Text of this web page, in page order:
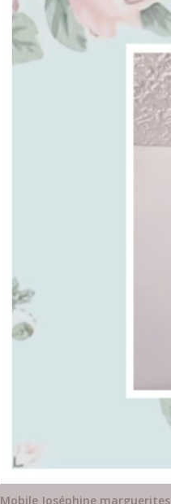
Mobile Joséphine marguerites